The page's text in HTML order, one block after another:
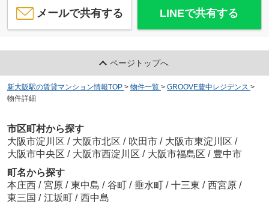
メールで共有する LINEで共有する
ページトップへ
新大阪駅の賃貸マンション情報TOP > 物件一覧 > GROOVE豊中レジデンス >
物件詳細
市区町村から探す
大阪市淀川区 / 大阪市北区 / 吹田市 / 大阪市東淀川区 /
大阪市中央区 / 大阪市西淀川区 / 大阪市福島区 / 豊中市
町名から探す
本庄西 / 宮原 / 東中島 / 谷町 / 垂水町 / 十三東 / 西宮原 /
東三国 / 江坂町 / 西中島